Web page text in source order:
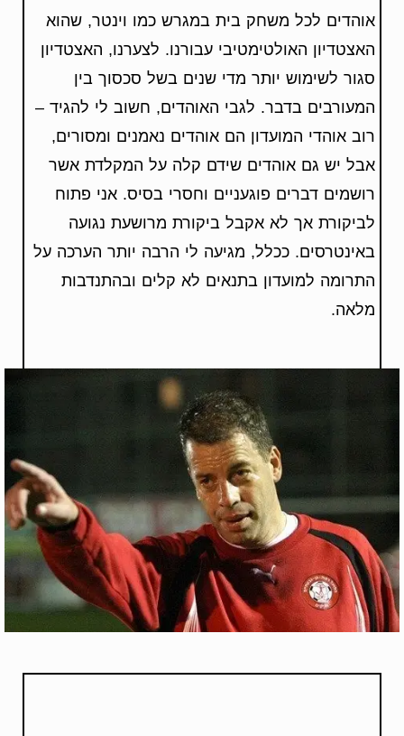
אוהדים לכל משחק בית במגרש כמו וינטר, שהוא
האצטדיון האולטימטיבי עבורנו. לצערנו, האצטדיון
סגור לשימוש יותר מדי שנים בשל סכסוך בין
המעורבים בדבר. לגבי האוהדים, חשוב לי להגיד –
רוב אוהדי המועדון הם אוהדים נאמנים ומסורים,
אבל יש גם אוהדים שידם קלה על המקלדת אשר
רושמים דברים פוגעניים וחסרי בסיס. אני פתוח
לביקורת אך לא אקבל ביקורת מרושעת נגועה
באינטרסים. ככלל, מגיעה לי הרבה יותר הערכה על
התרומה למועדון בתנאים לא קלים ובהתנדבות
מלאה.